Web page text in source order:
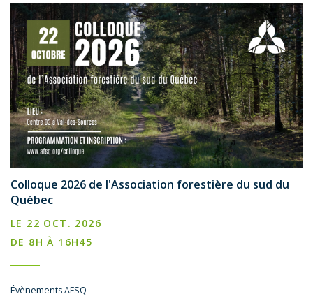
Colloque 2026 de l'Association forestière du sud du
Québec
LE 22 OCT. 2026
DE 8H À 16H45
Évènements AFSQ